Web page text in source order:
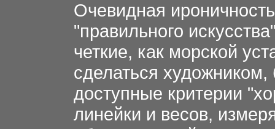
Очевидная
"правильного
четкие, как морской
сделаться
доступные критерии
линейки и весов,